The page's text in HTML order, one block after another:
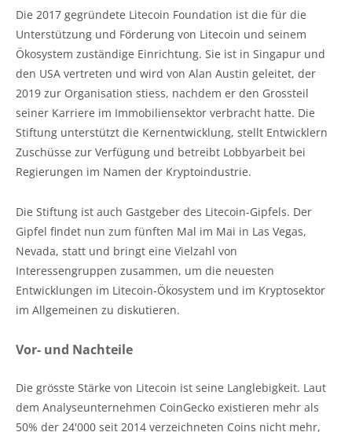
Die 2017 gegründete Litecoin Foundation ist die für die
Unterstützung und Förderung von Litecoin und seinem
Ökosystem zuständige Einrichtung. Sie ist in Singapur und
den USA vertreten und wird von Alan Austin geleitet, der
2019 zur Organisation stiess, nachdem er den Grossteil
seiner Karriere im Immobiliensektor verbracht hatte. Die
Stiftung unterstützt die Kernentwicklung, stellt Entwicklern
Zuschüsse zur Verfügung und betreibt Lobbyarbeit bei
Regierungen im Namen der Kryptoindustrie.
Die Stiftung ist auch Gastgeber des Litecoin-Gipfels. Der
Gipfel findet nun zum fünften Mal im Mai in Las Vegas,
Nevada, statt und bringt eine Vielzahl von
Interessengruppen zusammen, um die neuesten
Entwicklungen im Litecoin-Ökosystem und im Kryptosektor
im Allgemeinen zu diskutieren.
Vor- und Nachteile
Die grösste Stärke von Litecoin ist seine Langlebigkeit. Laut
dem Analyseunternehmen CoinGecko existieren mehr als
50% der 24'000 seit 2014 verzeichneten Coins nicht mehr,